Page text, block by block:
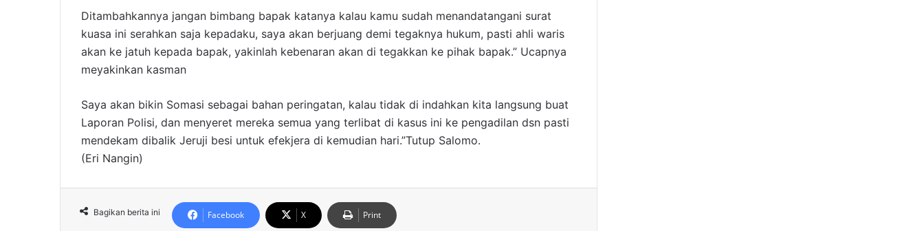
Ditambahkannya jangan bimbang bapak katanya kalau kamu sudah menandatangani surat
kuasa ini serahkan saja kepadaku, saya akan berjuang demi tegaknya hukum, pasti ahli waris
akan ke jatuh kepada bapak, yakinlah kebenaran akan di tegakkan ke pihak bapak.” Ucapnya
meyakinkan kasman
Saya akan bikin Somasi sebagai bahan peringatan, kalau tidak di indahkan kita langsung buat
Laporan Polisi, dan menyeret mereka semua yang terlibat di kasus ini ke pengadilan dsn pasti
mendekam dibalik Jeruji besi untuk efekjera di kemudian hari.”Tutup Salomo.
(Eri Nangin)
Bagikan berita ini Facebook X Print